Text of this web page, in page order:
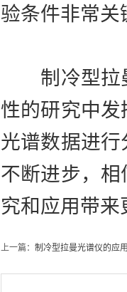
验条件非常关
制冷型拉曼
性的研究中
光谱数据进
不断进步，
究和应用带
上一篇： 制冷型拉曼光谱仪的应